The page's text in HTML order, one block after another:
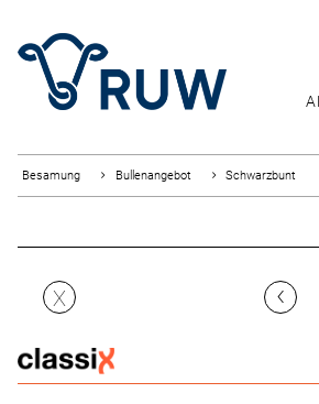
Besamung Bullenangebot Schwarzbunt
X ‹